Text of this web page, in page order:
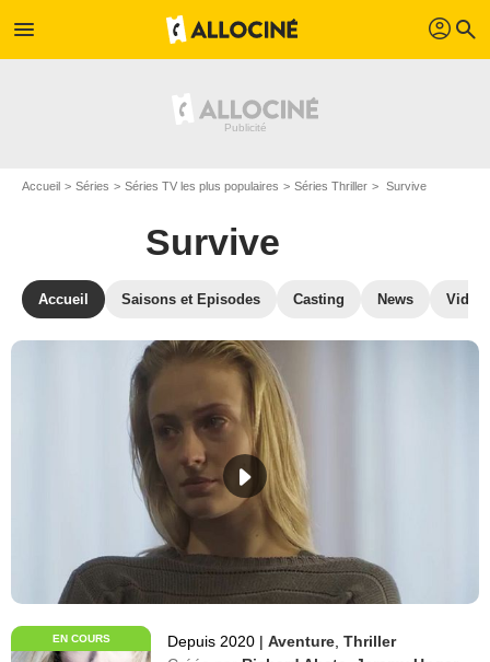
menu profil search
Accueil Séries Séries TV les plus populaires Séries Thriller Survive
Survive
Accueil Saisons et Episodes Casting News
EN COURS Depuis 2020 | Aventure ,Thriller